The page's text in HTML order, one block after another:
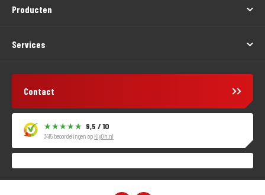
Producten
Services
Contact
9,5 / 10
3415 beoordelingen op KiyOh.nl